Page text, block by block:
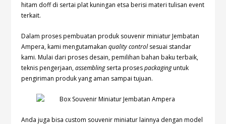
hitam doff di sertai plat kuningan etsa berisi materi tulisan event
terkait.
Dalam proses pembuatan produk souvenir miniatur Jembatan
Ampera, kami mengutamakanquality controlsesuai standar
kami. Mulai dari proses desain, pemilihan bahan baku terbaik,
teknis pengerjaan,assemblingserta prosespackaginguntuk
pengiriman produk yang aman sampai tujuan.
Anda juga bisa custom souvenir miniatur lainnya dengan model